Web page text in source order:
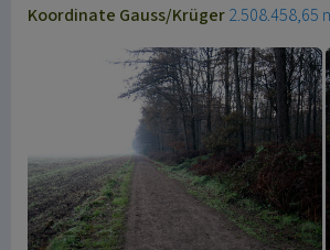
Koordinate Gauss/Krüger2.508.458,65